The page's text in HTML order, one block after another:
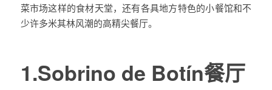
菜市场这样的食材天堂，还有各具地方特色的小餐馆和不
少许多米其林风潮的高精尖餐厅。
1.Sobrino de Botín餐厅